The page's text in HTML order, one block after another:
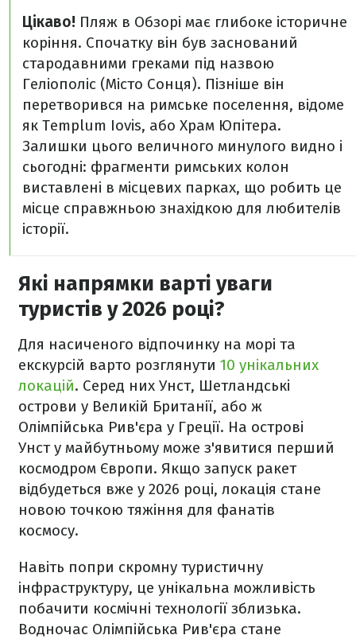
Цікаво! Пляж в Обзорі має глибоке історичне
коріння. Спочатку він був заснований
стародавними греками під назвою
Геліополіс (Місто Сонця). Пізніше він
перетворився на римське поселення, відоме
як Templum Iovis, або Храм Юпітера.
Залишки цього величного минулого видно і
сьогодні: фрагменти римських колон
виставлені в місцевих парках, що робить це
місце справжньою знахідкою для любителів
історії.
Які напрямки варті уваги
туристів у 2026 році?
Для насиченого відпочинку на морі та
екскурсій варто розглянути 10 унікальних
локацій. Серед них Унст, Шетландські
острови у Великій Британії, або ж
Олімпійська Рив'єра у Греції. На острові
Унст у майбутньому може з'явитися перший
космодром Європи. Якщо запуск ракет
відбудеться вже у 2026 році, локація стане
новою точкою тяжіння для фанатів
космосу.
Навіть попри скромну туристичну
інфраструктуру, це унікальна можливість
побачити космічні технології зблизька.
Водночас Олімпійська Рив'єра стане